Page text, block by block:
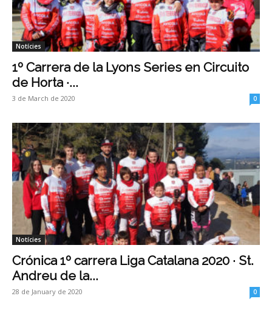
Notícies
1º Carrera de la Lyons Series en Circuito
de Horta ·...
3 de March de 2020 0
Notícies
Crónica 1º carrera Liga Catalana 2020 · St.
Andreu de la...
28 de January de 2020 0